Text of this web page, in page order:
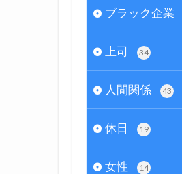
ブラック企業
上司 34
人間関係 43
休日 19
女性 14